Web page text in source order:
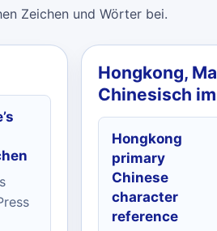
Zeichen und Wörter bei.
Hongkong,
Chinesisch
Hongkong
primary
Chinese
character
reference